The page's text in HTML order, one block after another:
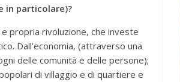
in particolare)?
propria rivoluzione, che investe
Dall’economia, (attraverso una
delle comunità e delle persone);
di villaggio e di quartiere e